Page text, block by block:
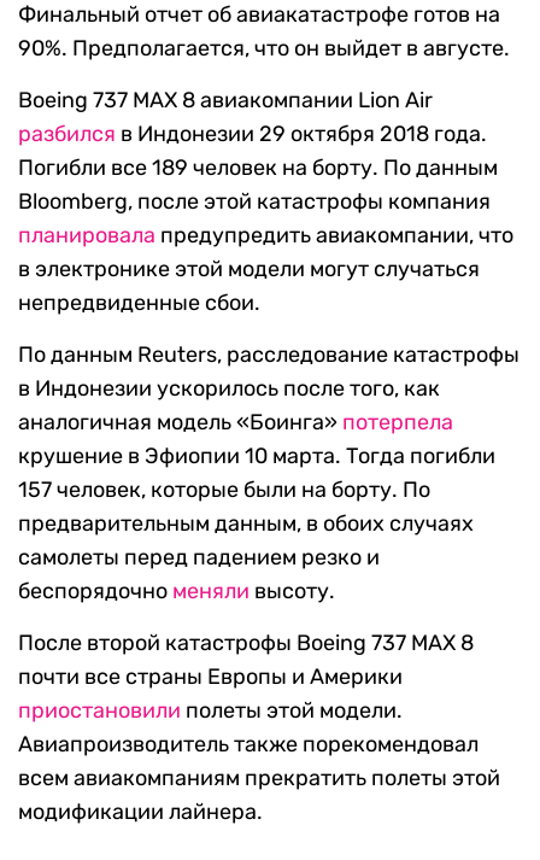
Финальный отчет об авиакатастрофе готов на
90%. Предполагается, что он выйдет в августе.
Boeing 737 MAX 8 авиакомпании Lion Air
разбился в Индонезии 29 октября 2018 года.
Погибли все 189 человек на борту. По данным
Bloomberg, после этой катастрофы компания
планировала предупредить авиакомпании, что
в электронике этой модели могут случаться
непредвиденные сбои.
По данным Reuters, расследование катастрофы
в Индонезии ускорилось после того, как
аналогичная модель «Боинга» потерпела
крушение в Эфиопии 10 марта. Тогда погибли
157 человек, которые были на борту. По
предварительным данным, в обоих случаях
самолеты перед падением резко и
беспорядочно меняли высоту.
После второй катастрофы Boeing 737 MAX 8
почти все страны Европы и Америки
приостановили полеты этой модели.
Авиапроизводитель также порекомендовал
всем авиакомпаниям прекратить полеты этой
модификации лайнера.